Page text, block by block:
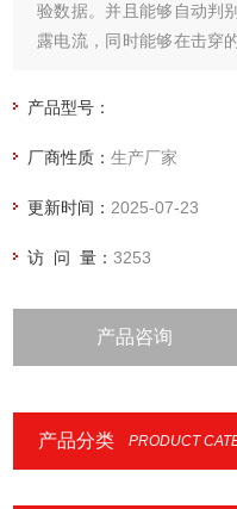
验数据。并且能够自动判
露电流，同时能够在击穿
产品型号：
厂商性质：生产厂家
更新时间： 2025-07-23
访 问 量：3253
产品咨询
产品分类 PRODUCT